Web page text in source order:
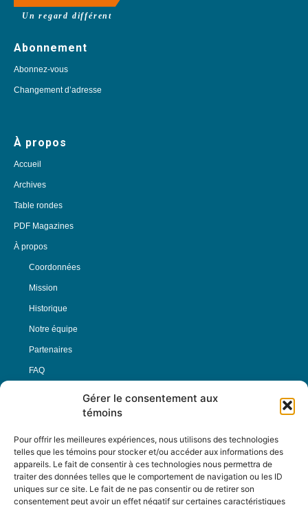
Gérer le consentement aux
témoins
Pour offrir les meilleures expériences, nous utilisons des technologies
telles que les témoins pour stocker et/ou accéder aux informations des
appareils. Le fait de consentir à ces technologies nous permettra de
traiter des données telles que le comportement de navigation ou les ID
uniques sur ce site. Le fait de ne pas consentir ou de retirer son
consentement peut avoir un effet négatif sur certaines caractéristiques
Un regard différent
Abonnement
Abonnez-vous
Changement d’adresse
À propos
Accueil
Archives
Table rondes
PDF Magazines
À propos
Coordonnées
Mission
Historique
Notre équipe
Partenaires
FAQ
Nous Suivre